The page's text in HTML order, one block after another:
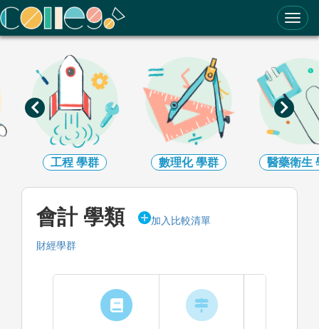
ColleGo! 大學選才與高中育才輔助系統
工程 學群 數理化學群 醫藥衛生
會計 學類 加入比較清單
財經學群